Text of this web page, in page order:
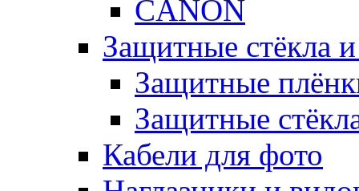
CANON
Защитные стёкла
Защитные
Защитные
Кабели для фото